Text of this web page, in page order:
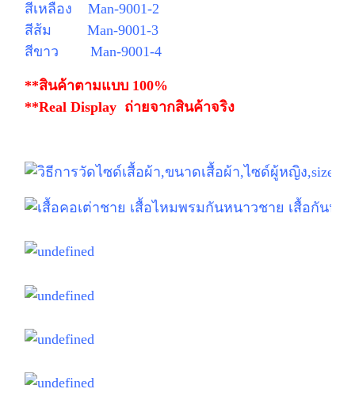
สีเหลือง Man-9001-2
สีส้ม Man-9001-3
สีขาว Man-9001-4
**สินค้าตามแบบ 100%
**Real Display ถ่ายจากสินค้าจริง